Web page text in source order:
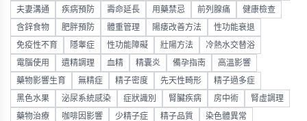
夫妻溝通 疾病預防 壽命延長 用藥禁忌 前列腺痛 健康檢查
含鋅食物 肥胖預防 體重管理 陽痿改善方法 性功能衰退
免疫性不育 隱睾症 性功能障礙 壯陽方法 冷熱水交替浴
電腦使用 遺精調理 血精 精囊炎 備孕指南 高溫影響
藥物影響生育 無精症 精子密度 先天性畸形 精子過多症
黑色水果 泌尿系統感染 症狀識別 腎臟疾病 房中術 腎虛調理
藥物治療 咖啡因影響 少精子症 精子品質 染色體異常